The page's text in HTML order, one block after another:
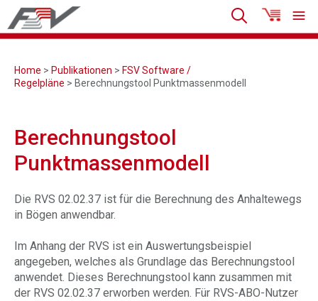
Home > Publikationen > FSV Software /
Regelpläne > Berechnungstool Punktmassenmodell
Berechnungstool
Punktmassenmodell
Die RVS 02.02.37 ist für die Berechnung des Anhaltewegs
in Bögen anwendbar.
Im Anhang der RVS ist ein Auswertungsbeispiel
angegeben, welches als Grundlage das Berechnungstool
anwendet. Dieses Berechnungstool kann zusammen mit
der RVS 02.02.37 erworben werden. Für RVS-ABO-Nutzer